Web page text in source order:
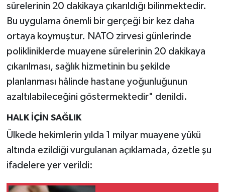
sürelerinin 20 dakikaya çıkarıldığı bilinmektedir.
Bu uygulama önemli bir gerçeği bir kez daha
ortaya koymuştur. NATO zirvesi günlerinde
polikliniklerde muayene sürelerinin 20 dakikaya
çıkarılması, sağlık hizmetinin bu şekilde
planlanması hâlinde hastane yoğunluğunun
azaltılabileceğini göstermektedir" denildi.
HALK İÇİN SAĞLIK
Ülkede hekimlerin yılda 1 milyar muayene yükü
altında ezildiği vurgulanan açıklamada, özetle şu
ifadelere yer verildi: